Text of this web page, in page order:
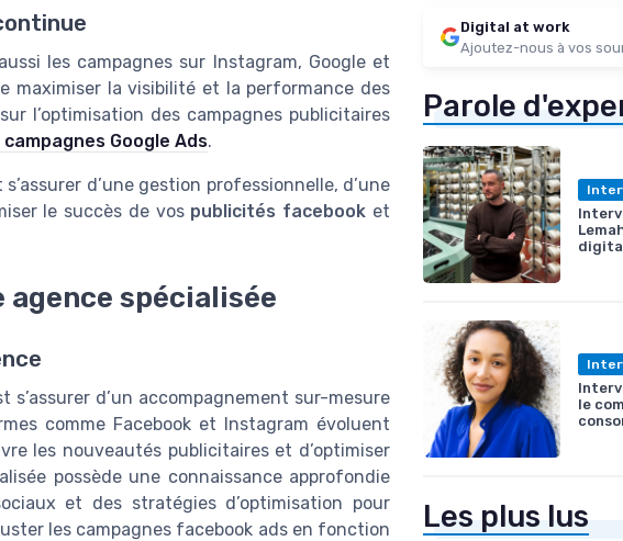
les campagnes sur Instagram, Google et
maximiser la visibilité et la performance des
l’optimisation des campagnes publicitaires
Google Ads.
s’assurer d’une gestion professionnelle, d’une
le succès de vos publicités facebook et
agence spécialisée
s’assurer d’un accompagnement sur-mesure
comme Facebook et Instagram évoluent
les nouveautés publicitaires et d’optimiser
possède une connaissance approfondie
et des stratégies d’optimisation pour
les campagnes facebook ads en fonction
Digital at work
Ajoutez-nous à vos
Parole
le
Les plus lus